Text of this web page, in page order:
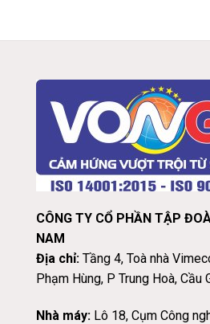
CÔNG TY CỔ PHẦN TẬP
NAM
Địa chỉ:Tầng 4, Toà nhà
Phạm Hùng, P Trung Hoà, Cầu
Nhà máy:Lô 18, Cụm Công